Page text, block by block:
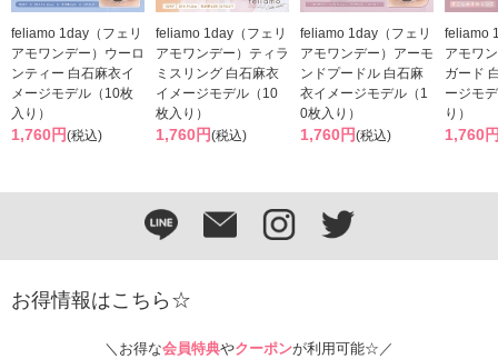
feliamo 1day（フェリ
アモワンデー）ウーロ
ンティー 白石麻衣イ
メージモデル（10枚
入り）
1,760円(税込)
feliamo 1day（フェリ
アモワンデー）ティラ
ミスリング 白石麻衣
イメージモデル（10
枚入り）
1,760円(税込)
feliamo 1day（フェリ
アモワンデー）アーモ
ンドプードル 白石麻
衣イメージモデル（1
0枚入り）
1,760円(税込)
feliamo
アモワ
ガード
ージモ
り）
1,760
お得情報はこちら☆
＼お得な会員特典やクーポンが利用可能☆／